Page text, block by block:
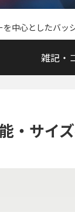
中心としたバッ
雑記・
・サイ